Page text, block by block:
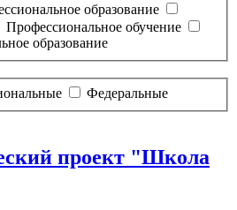
образование
Профессиональное обучение
образование
Федеральные
проект "Школа